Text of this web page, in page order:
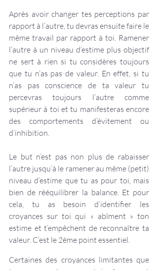
Après avoir changer tes perceptions par
rapport à l’autre, tu devras ensuite faire le
même travail par rapport à toi. Ramener
l’autre à un niveau d’estime plus objectif
ne sert à rien si tu considères toujours
que tu n’as pas de valeur. En effet, si tu
n’as pas conscience de ta valeur tu
percevras toujours l’autre comme
supérieur à toi et tu manifesteras encore
des comportements d’évitement ou
d’inhibition.
Le but n’est pas non plus de rabaisser
l’autre jusqu’à le ramener au même (petit)
niveau d’estime que tu as pour toi, mais
bien de rééquilibrer la balance. Et pour
cela, tu as besoin d’identifier les
croyances sur toi qui « abîment » ton
estime et t’empêchent de reconnaître ta
valeur. C’est le 2ème point essentiel.
Certaines des croyances limitantes que